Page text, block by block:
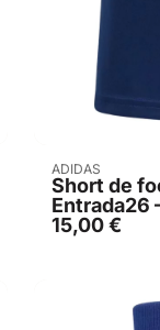
ADIDAS
Short de
Entrada26
15,00€